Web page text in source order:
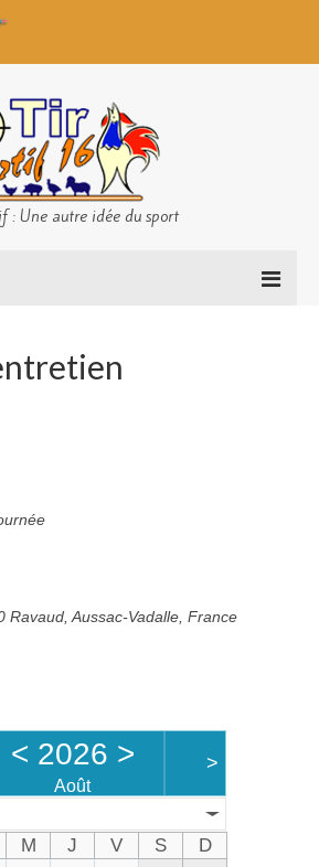
: Une autre idée du sport
Ravaud, Aussac-Vadalle, France
< 2026 >
Août
>
M J V S
D